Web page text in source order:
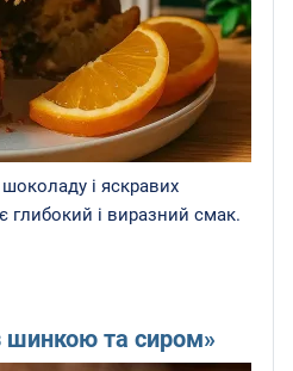
і яскравих
глибокий і виразний смак.
шинкою та сиром»